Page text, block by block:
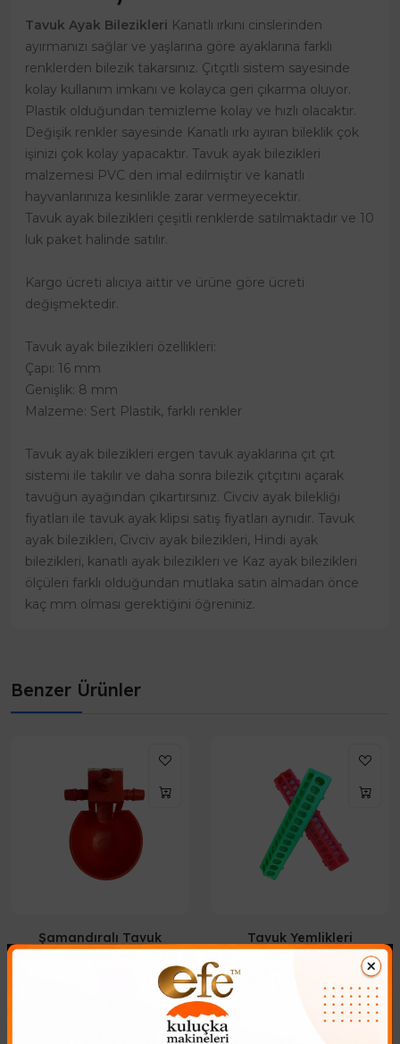
Tavuk Ayak Bilezikleri Kanatlı ırkını cinslerinden
ayırmanızı sağlar ve yaşlarına göre ayaklarına farklı
renklerden bilezik takarsınız. Çıtçıtlı sistem sayesinde
kolay kullanım imkanı ve kolayca geri çıkarma oluyor.
Plastik olduğundan temizleme kolay ve hızlı olacaktır.
Değişik renkler sayesinde Kanatlı ırkı ayıran bileklik çok
işinizi çok kolay yapacaktır. Tavuk ayak bilezikleri
malzemesi PVC den imal edilmiştir ve kanatlı
hayvanlarınıza kesinlikle zarar vermeyecektir.
Tavuk ayak bilezikleri çeşitli renklerde satılmaktadır ve 10
luk paket halinde satılır.
Kargo ücreti alıcıya aittir ve ürüne göre ücreti
değişmektedir.
Tavuk ayak bilezikleri özellikleri:
Çapı: 16 mm
Genişlik: 8 mm
Malzeme: Sert Plastik, farklı renkler
Tavuk ayak bilezikleri ergen tavuk ayaklarına çıt çıt
sistemi ile takılır ve daha sonra bilezik çıtçıtını açarak
tavuğun ayağından çıkartırsınız. Civciv ayak bilekliği
fiyatları ile tavuk ayak klipsi satış fiyatları aynıdır. Tavuk
ayak bilezikleri, Civciv ayak bilezikleri, Hindi ayak
bilezikleri, kanatlı ayak bilezikleri ve Kaz ayak bilezikleri
ölçüleri farklı olduğundan mutlaka satın almadan önce
kaç mm olması gerektiğini öğreniniz.
Benzer Ürünler
Şamandıralı Tavuk
Otomatik Şamandıralı Tavuk
ErişimiKümes hayvancılığında
Tavuk Yemlikleri
Tavuk Yemlikleri yetişmiş
tavuklar haricinde civciv
yemliği olarak ta kullanılır ve